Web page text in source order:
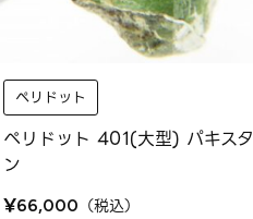
ペリドット
ペリドット 401(大型) パキスタ
ン
¥66,000 （税込）